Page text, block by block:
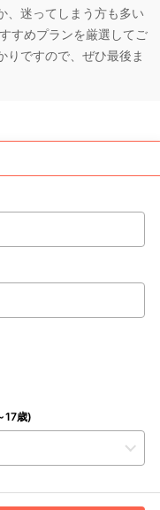
、迷ってしまう方も多い
すめプランを厳選してご
りですので、ぜひ最後ま
17歳)